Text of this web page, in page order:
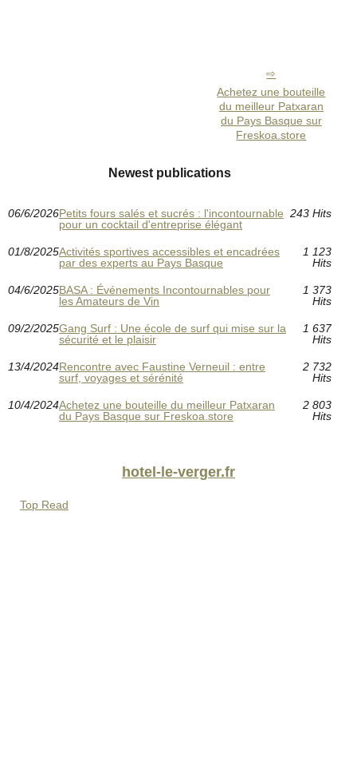
Achetez une bouteille
du meilleur Patxaran
du Pays Basque sur
Freskoa.store
Newest publications
06/6/2026Petits fours salés et sucrés : l'incontournable
pour un cocktail d'entreprise élégant
243 Hits
01/8/2025Activités sportives accessibles et encadrées
par des experts au Pays Basque
1 123
Hits
04/6/2025BASA : Événements Incontournables pour
les Amateurs de Vin
1 373
Hits
09/2/2025Gang Surf : Une école de surf qui mise sur la
sécurité et le plaisir
1 637
Hits
13/4/2024Rencontre avec Faustine Verneuil : entre
surf, voyages et sérénité
2 732
Hits
10/4/2024Achetez une bouteille du meilleur Patxaran
du Pays Basque sur Freskoa.store
2 803
Hits
hotel-le-verger.fr
Top Read